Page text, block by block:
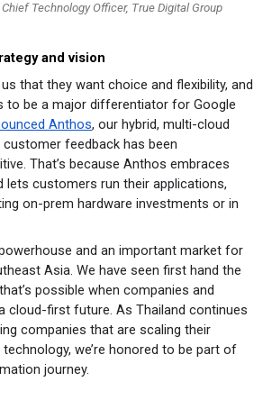
Technology Officer, True Digital Group
and vision
that they want choice and flexibility, and
to be a major differentiator for Google
Anthos, our hybrid, multi-cloud
customer feedback has been
That’s because Anthos embraces
lets customers run their applications,
on-prem hardware investments or in
and an important market for
Asia. We have seen first hand the
possible when companies and
cloud-first future. As Thailand continues
companies that are scaling their
we’re honored to be part of
journey.